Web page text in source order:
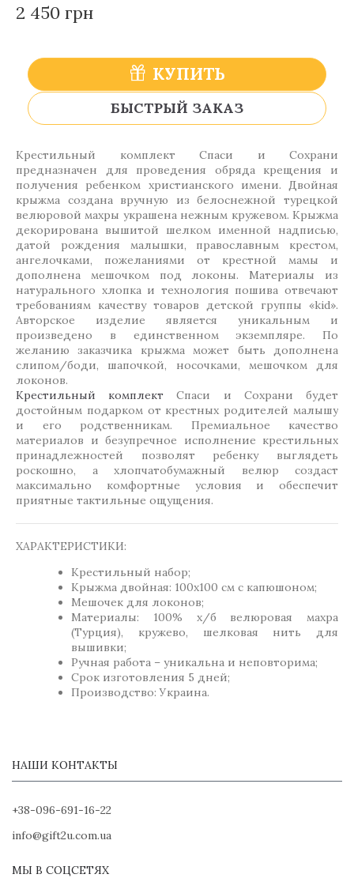
2 450 грн
КУПИТЬ
БЫСТРЫЙ ЗАКАЗ
Крестильный комплект Спаси и Сохрани
предназначен для проведения обряда крещения и
получения ребенком христианского имени. Двойная
крыжма создана вручную из белоснежной турецкой
велюровой махры украшена нежным кружевом. Крыжма
декорирована вышитой шелком именной надписью,
датой рождения малышки, православным крестом,
ангелочками, пожеланиями от крестной мамы и
дополнена мешочком под локоны. Материалы из
натурального хлопка и технология пошива отвечают
требованиям качеству товаров детской группы «kid».
Авторское изделие является уникальным и
произведено в единственном экземпляре. По
желанию заказчика крыжма может быть дополнена
слипом/боди, шапочкой, носочками, мешочком для
локонов.
Крестильный комплект Спаси и Сохрани будет
достойным подарком от крестных родителей малышу
и его родственникам. Премиальное качество
материалов и безупречное исполнение крестильных
принадлежностей позволят ребенку выглядеть
роскошно, а хлопчатобумажный велюр создаст
максимально комфортные условия и обеспечит
приятные тактильные ощущения.
ХАРАКТЕРИСТИКИ:
Крестильный набор;
Крыжма двойная: 100х100 см с капюшоном;
Мешочек для локонов;
Материалы: 100% х/б велюровая махра
(Турция), кружево, шелковая нить для
вышивки;
Ручная работа – уникальна и неповторима;
Срок изготовления 5 дней;
Производство: Украина.
НАШИ КОНТАКТЫ
+38-096-691-16-22
info@gift2u.com.ua
МЫ В СОЦСЕТЯХ